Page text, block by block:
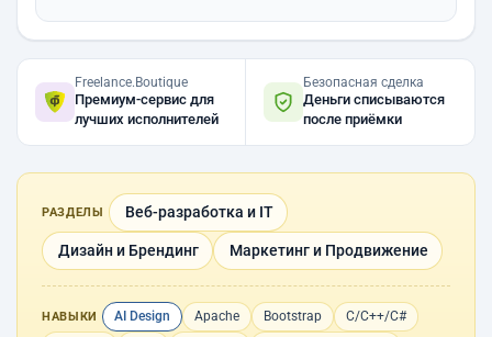
Freelance.Boutique
Премиум-сервис для
лучших исполнителей
Безопасная сделка
Деньги списываются
после приёмки
РАЗДЕЛЫ Веб-разработка и IT
Дизайн и Брендинг Маркетинг и Продвижение
НАВЫКИ AI Design Apache Bootstrap
C/C++/C#